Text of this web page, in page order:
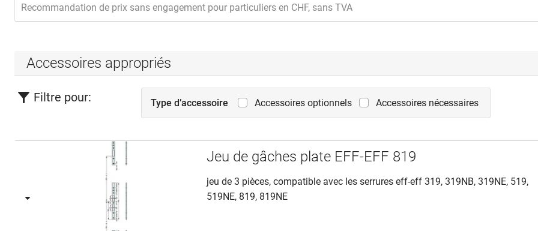
tout moment possible depuis l’intérieur avec la fonction anti-panique.
Recommandation de prix sans engagement pour particuliers en CHF, sans TVA
Accessoires appropriés
Filtre pour: Type d’accessoire Accessoires optionnels Accessoires nécessaires
Jeu de gâches plate EFF-EFF 819
jeu de 3 pièces, compatible avec les serrures eff-eff 319, 319NB, 319NE, 519,
519NE, 819, 819NE